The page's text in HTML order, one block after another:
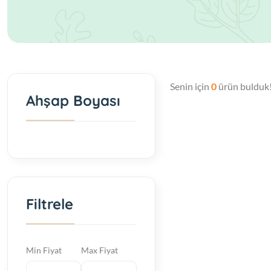
Senin için 0ürün
Ahşap Boyası
Filtrele
Min Fiyat Max Fiyat